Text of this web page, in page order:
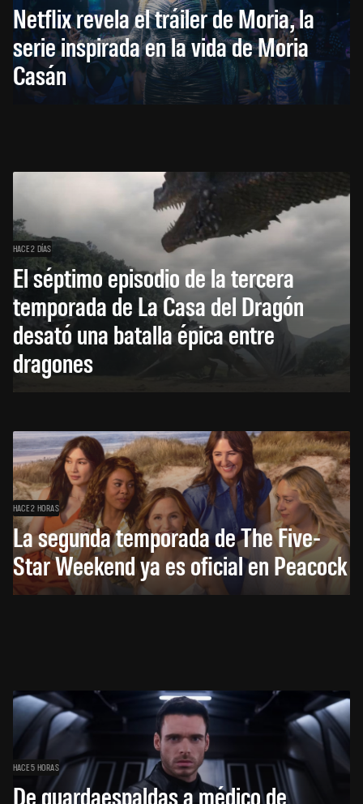
Netflix revela el tráiler de Moria, la
serie inspirada en la vida de Moria
Casán
HACE 2 DÍAS
El séptimo episodio de la tercera
temporada de La Casa del Dragón
desató una batalla épica entre
dragones
HACE 2 HORAS
La segunda temporada de The Five-
Star Weekend ya es oficial en Peacock
HACE 5 HORAS
De guardaespaldas a médico de